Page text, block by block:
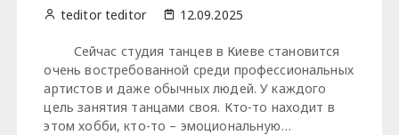
teditor teditor 12.09.2025
Сейчас студия танцев в Киеве становится
очень востребованной среди профессиональных
артистов и даже обычных людей. У каждого
цель занятия танцами своя. Кто-то находит в
этом хобби, кто-то – эмоциональную…